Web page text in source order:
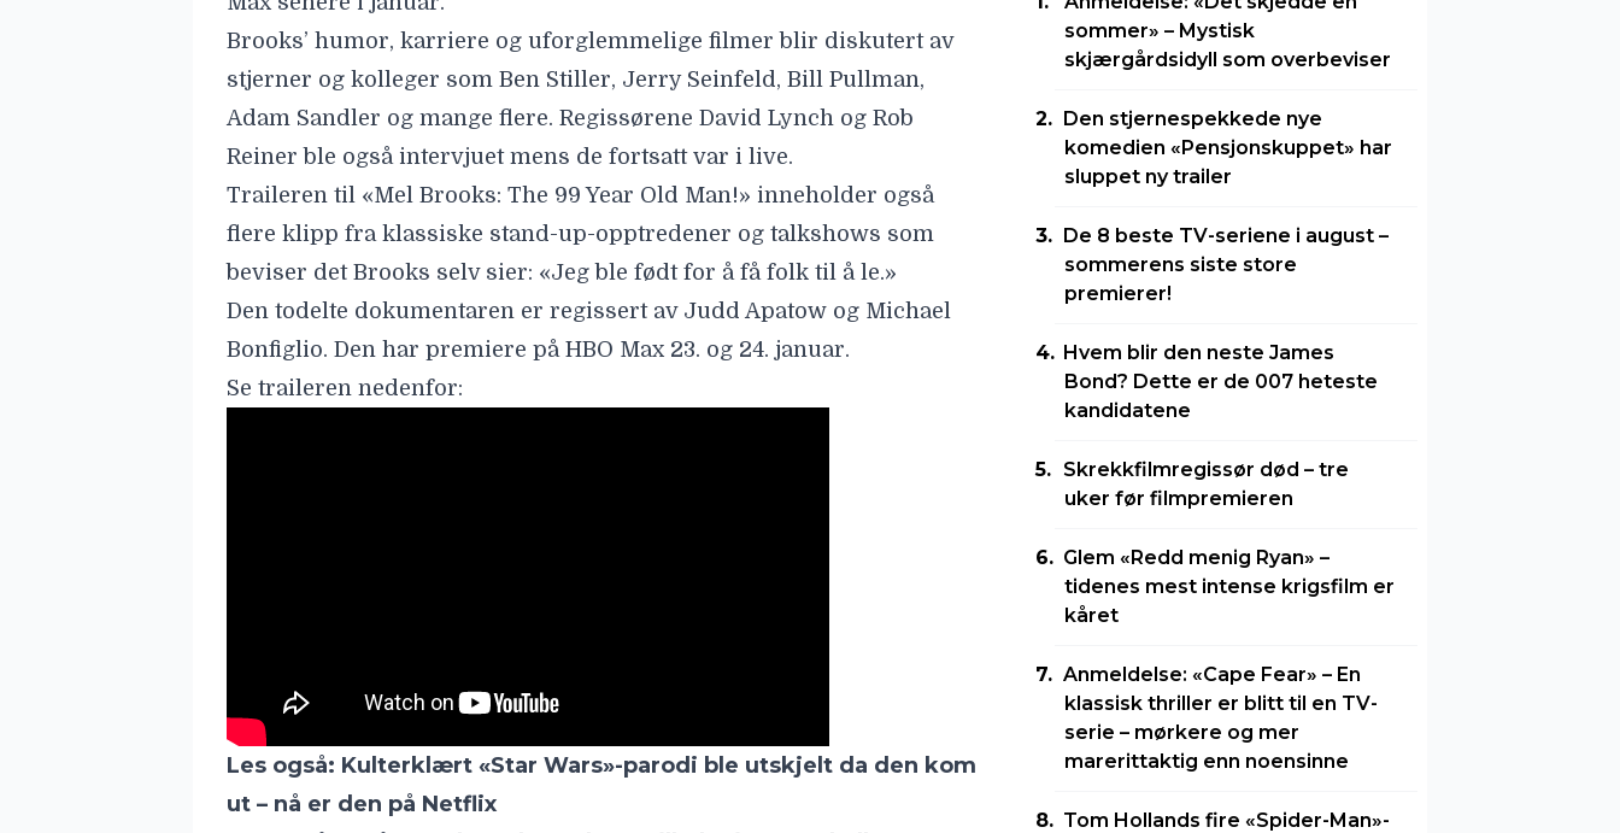
Brooks’ humor, karriere og uforglemmelige filmer blir diskutert av
stjerner og kolleger som Ben Stiller, Jerry Seinfeld, Bill Pullman,
Adam Sandler og mange flere. Regissørene David Lynch og Rob
Reiner ble også intervjuet mens de fortsatt var i live.
Traileren til «Mel Brooks: The 99 Year Old Man!» inneholder også
flere klipp fra klassiske stand-up-opptredener og talkshows som
beviser det Brooks selv sier: «Jeg ble født for å få folk til å le.»
Den todelte dokumentaren er regissert av Judd Apatow og Michael
Bonfiglio. Den har premiere på HBO Max 23. og 24. januar.
Se traileren nedenfor:
Les også: Kulterklært «Star Wars»-parodi ble utskjelt da den kom
ut – nå er den på Netflix
sommer» – Mystisk
skjærgårdsidyll som overbeviser
Den stjernespekkede nye
komedien «Pensjonskuppet» har
sluppet ny trailer
De 8 beste TV-seriene i august –
sommerens siste store
premierer!
Hvem blir den neste James
Bond? Dette er de 007 heteste
kandidatene
Skrekkfilmregissør død – tre
uker før filmpremieren
Glem «Redd menig Ryan» –
tidenes mest intense krigsfilm er
kåret
Anmeldelse: «Cape Fear» – En
klassisk thriller er blitt til en TV-
serie – mørkere og mer
marerittaktig enn noensinne
Tom Hollands fire «Spider-Man»-